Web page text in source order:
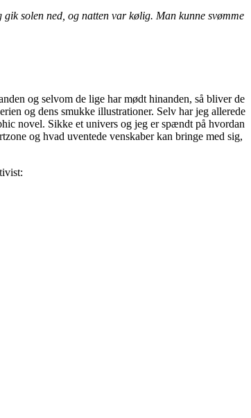
solen ned, og natten var kølig. Man kunne svømme
og selvom de lige har mødt hinanden, så bliver de
og dens smukke illustrationer. Selv har jeg allerede
novel. Sikke et univers og jeg er spændt på hvordan
og hvad uventede venskaber kan bringe med sig,